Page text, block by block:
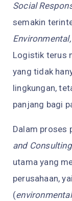
Social
semakin
Logistik terus
yang tidak
lingkungan,
panjang bagi
Dalam proses
and Consulting
utama yang
perusahaan,
(environmental